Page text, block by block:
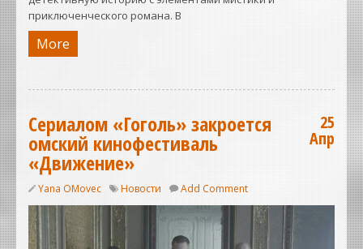
приключенческого романа. В
More
Сериалом «Гоголь» закроется
омский кинофестиваль
«Движение»
Yana OMovec Новости Add Comment
25
Апр